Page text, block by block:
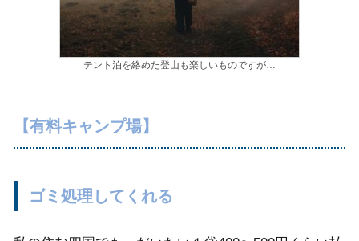
テント泊を絡めた登山も楽しいものですが…
【有料キャンプ場】
ゴミ処理してくれる